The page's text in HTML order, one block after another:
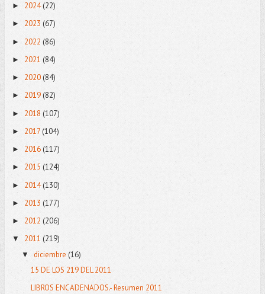
► 2024(22)
► 2023 (67)
► 2022 (86)
► 2021 (84)
► 2020 (84)
► 2019(82)
► 2018 (107)
► 2017 (104)
► 2016 (117)
► 2015 (124)
► 2014(130)
► 2013 (177)
► 2012 (206)
▼ 2011 (219)
▼ diciembre (16)
15 DE LOS 219 DEL 2011
LIBROS ENCADENADOS.- Resumen 2011